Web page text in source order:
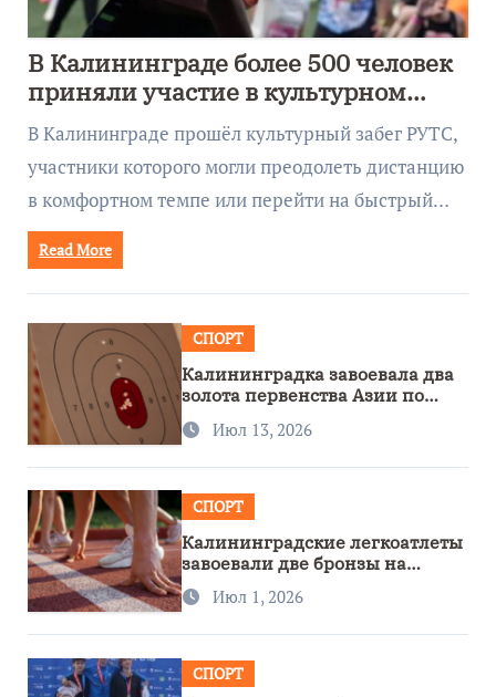
В Калининграде более 500 человек
приняли участие в культурном
забеге
В Калининграде прошёл культурный забег РУТС,
участники которого могли преодолеть дистанцию
в комфортном темпе или перейти на быстрый…
Read More
СПОРТ
Калининградка завоевала два
золота первенства Азии по
метанию ножа
Июл 13, 2026
СПОРТ
Калининградские легкоатлеты
завоевали две бронзы на
первенстве России
Июл 1, 2026
СПОРТ